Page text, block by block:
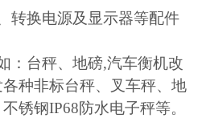
转换电源及显示器等配件
：台秤、地磅,汽车衡机改
种非标台秤、叉车秤、地
锈钢IP68防水电子秤等。